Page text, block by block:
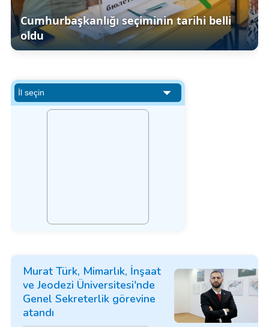
Cumhurbaşkanlığı seçiminin tarihi belli
oldu
Murat Türk, Mimarlık, İnşaat
ve Jeodezi Üniversitesi'nde
Genel Sekreterlik görevine
atandı